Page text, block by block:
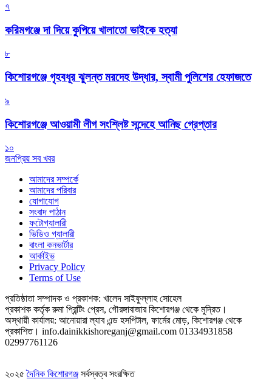
৭
করিমগঞ্জে দা দিয়ে কুপিয়ে খালাতো ভাইকে হত্যা
৮
কিশোরগঞ্জে গৃহবধূর ঝুলন্ত মরদেহ উদ্ধার, স্বামী পুলিশের হেফাজতে
৯
কিশোরগঞ্জে আওয়ামী লীগ সংশ্লিষ্ট সন্দেহে আনিছ গ্রেপ্তার
১০
জনপ্রিয় সব খবর
আমাদের সম্পর্কে
আমাদের পরিবার
যোগাযোগ
সংবাদ পাঠান
ফটোগ্যালারী
ভিডিও গ্যালারী
বাংলা কনভার্টার
আর্কাইভ
Privacy Policy
Terms of Use
প্রতিষ্ঠাতা সম্পাদক ও প্রকাশক: খালেদ সাইফুল্লাহ সোহেল
প্রকাশক কর্তৃক রুমা প্রিন্টিং প্রেস, গৌরঙ্গাবাজার কিশোরগঞ্জ থেকে মুদ্রিত।
অস্থায়ী কার্যালয়: আনোয়ারা ল্যাব এন্ড হসপিটাল, ফার্মের মোড়, কিশোরগঞ্জ থেকে
প্রকাশিত। info.dainikkishoreganj@gmail.com 01334931858
02997761126
২০২৫দৈনিক কিশোরগঞ্জ সর্বস্বত্ব সংরক্ষিত